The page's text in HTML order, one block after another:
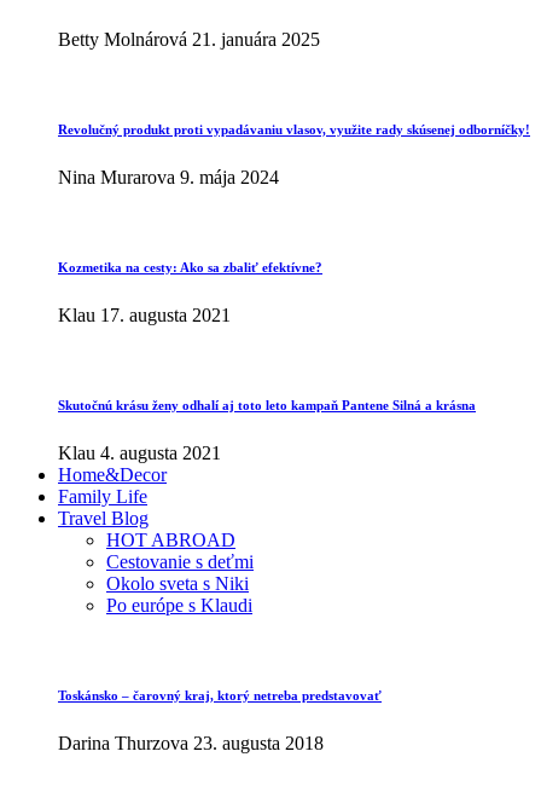
Betty Molnárová 21. januára 2025
Revolučný produkt proti vypadávaniu vlasov, využite rady skúsenej odborníčky!
Nina Murarova 9. mája 2024
Kozmetika na cesty: Ako sa zbaliť efektívne?
Klau 17. augusta 2021
Skutočnú krásu ženy odhalí aj toto leto kampaň Pantene Silná a krásna
Klau 4. augusta 2021
Home&Decor
Family Life
Travel Blog
HOT ABROAD
Cestovanie s deťmi
Okolo sveta s Niki
Po európe s Klaudi
Toskánsko – čarovný kraj, ktorý netreba predstavovať
Darina Thurzova 23. augusta 2018